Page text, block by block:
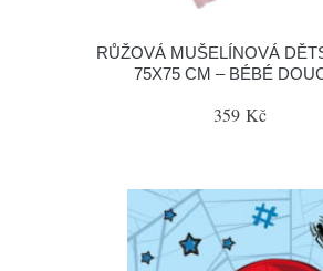
RŮŽOVÁ MUŠELÍNOVÁ
75X75 CM – BÉBÉ
359 Kč